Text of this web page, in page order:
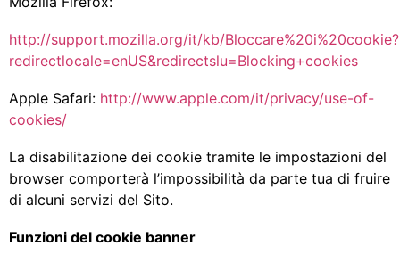
http://support.mozilla.org/it/kb/Bloccare%20i%20cookie?
redirectlocale=enUS&redirectslu=Blocking+cookies
Apple Safari: http://www.apple.com/it/privacy/use-of-
cookies/
La disabilitazione dei cookie tramite le impostazioni del
browser comporterà l’impossibilità da parte tua di fruire
di alcuni servizi del Sito.
Funzioni del cookie banner